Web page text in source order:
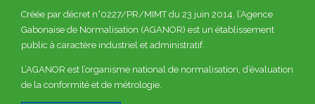
Créée par décret n°0227/PR/MIMT du 23 juin 2014, l’Agence
Gabonaise de Normalisation (AGANOR) est un établissement
public à caractère industriel et administratif.
L’AGANOR est l’organisme national de normalisation, d’évaluation
de la conformité et de métrologie.